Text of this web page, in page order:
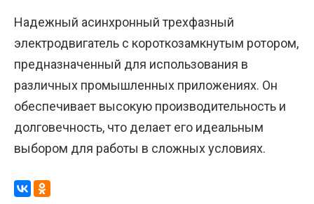
Надежный асинхронный трехфазный
электродвигатель с короткозамкнутым ротором,
предназначенный для использования в
различных промышленных приложениях. Он
обеспечивает высокую производительность и
долговечность, что делает его идеальным
выбором для работы в сложных условиях.